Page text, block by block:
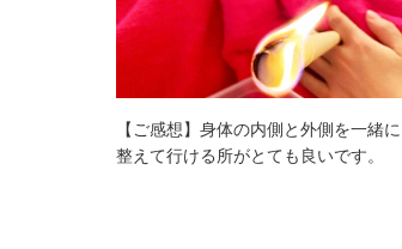
【ご感想】身体の内側と外側を一緒に
整えて行ける所がとても良いです。